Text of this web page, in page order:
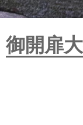
御開扉